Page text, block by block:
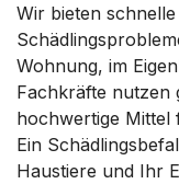
Wir bieten
Wohnung, im
Fachkräfte nutzen
hochwertige
Ein
Haustiere und Ihr